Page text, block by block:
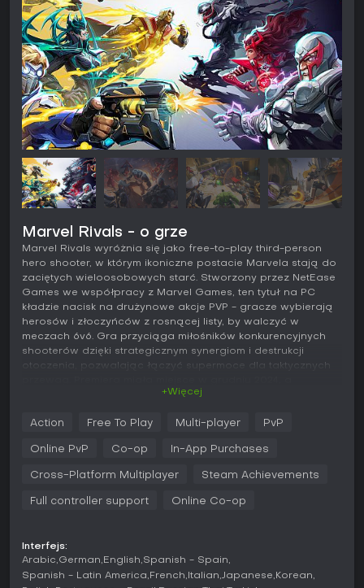
Marvel Rivals - o grze
Marvel Rivals wyróżnia się jako free-to-play third-person
hero shooter, w którym ikoniczne postacie Marvela stają do
zaciętych wieloosobowych starć. Stworzony przez NetEase
Games we współpracy z Marvel Games, ten tytuł na PC
kładzie nacisk na drużynowe akcje PVP - gracze wybierają
herosów i złoczyńców z rosnącej listy, by walczyć w
meczach 6v6. Gra przyciąga miłośników konkurencyjnych
shooterów dzięki strategicznym synergiom i destrukcji
otoczenia, pozwalając łączyć supermoce dla taktycznych
regularne aktualizacje podtrzymują żywą społeczność
trzech ról: Vanguard do tankowania obrażeń dzięki dużej
eliminacji wrogów oraz Strategist do leczenia, buffów i
ultimate, które ładuje się w walce lub z czasem. Gwiazda
mechanik to system Team-Up - pary herosów odblokowują
nowe zdolności, np. Rocket Raccoon dosiada Groota do
+Więcej
Action Free To Play Multi-player PvP
Online PvP Co-op In-App Purchases
Cross-Platform Multiplayer Steam Achievements
Full controller support Online Co-op
Interfejs:
Arabic German English Spanish - Spain
Spanish - Latin America French Italian Japanese Korean